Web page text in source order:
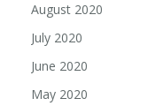
August 2020
July 2020
June 2020
May 2020